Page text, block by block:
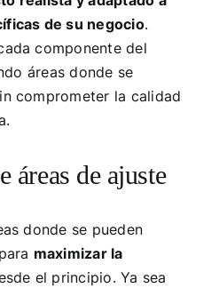
de su negocio.
componente del
áreas donde se
comprometer la calidad
áreas de ajuste
donde se pueden
maximizar la
el principio. Ya sea